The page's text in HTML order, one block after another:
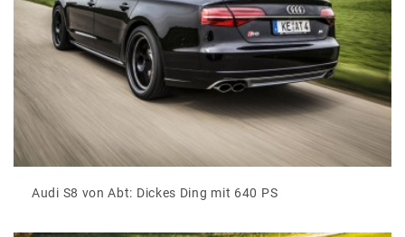
Audi S8 von Abt: Dickes Ding mit 640 PS